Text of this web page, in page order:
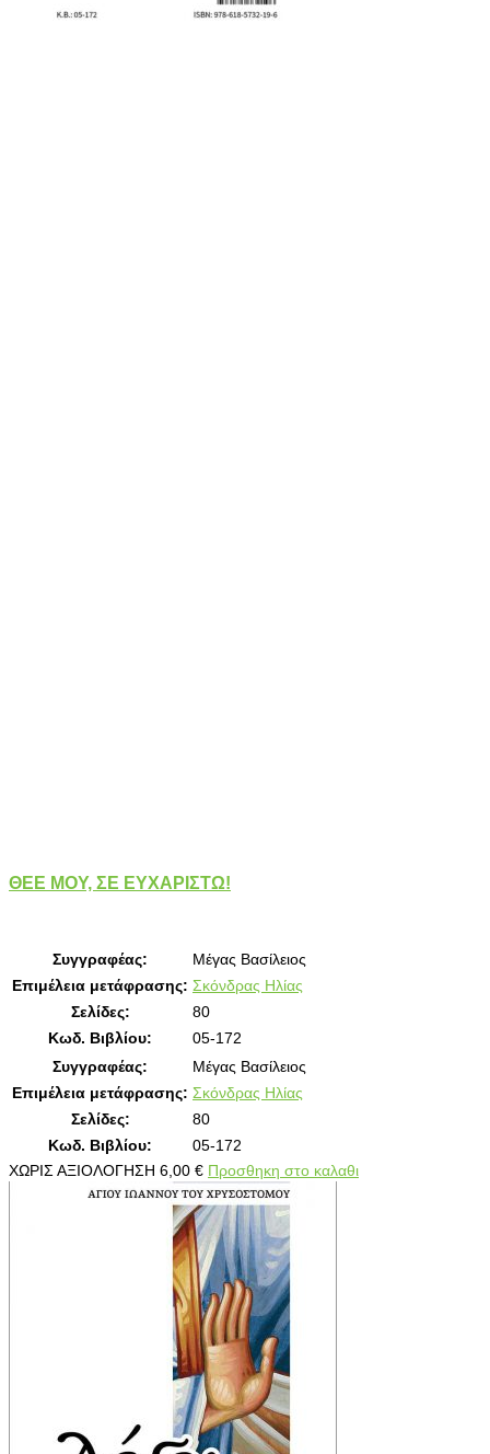
ΘΕΕ ΜΟΥ, ΣΕ ΕΥΧΑΡΙΣΤΩ!
Συγγραφέας:
Μέγας Βασίλειος
Επιμέλεια μετάφρασης: Σκόνδρας Ηλίας
Σελίδες:
80
Κωδ. Βιβλίου:
05-172
Συγγραφέας:
Μέγας Βασίλειος
Επιμέλεια μετάφρασης: Σκόνδρας Ηλίας
Σελίδες:
80
Κωδ. Βιβλίου:
05-172
ΧΩΡΙΣ ΑΞΙΟΛΟΓΗΣΗ 6,00 € Προσθηκη στο καλαθι